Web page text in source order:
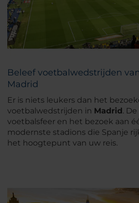
Beleef voetbalwedstrijden
Madrid
Er is niets leukers dan het
voetbalwedstrijden in Madrid .
voetbalsfeer en het bezoek aan
modernste stadions die Spanje
het hoogtepunt van uw reis.